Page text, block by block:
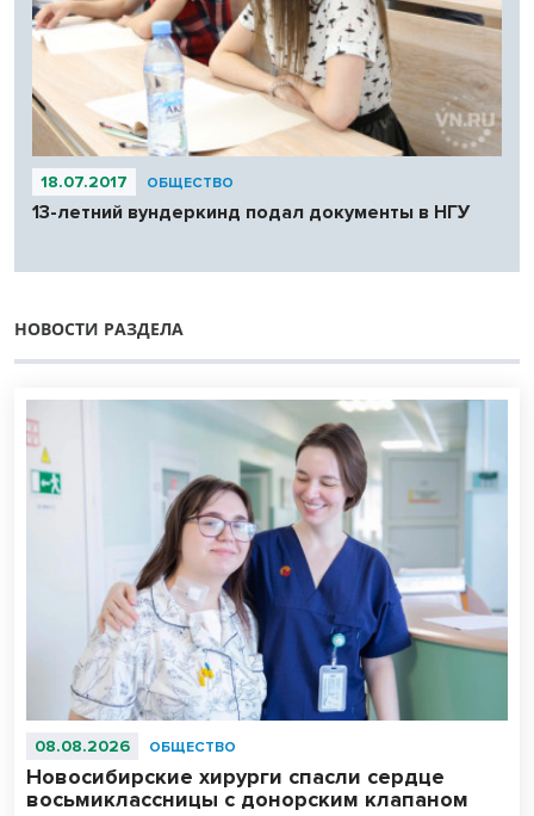
18.07.2017 ОБЩЕСТВО
13-летний вундеркинд подал документы в НГУ
НОВОСТИ РАЗДЕЛА
08.08.2026 ОБЩЕСТВО
Новосибирские хирурги спасли сердце
восьмиклассницы с донорским клапаном